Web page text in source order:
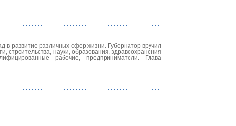
в развитие различных сфер жизни. Губернатор вручил
строительства, науки, образования, здравоохранения
рабочие, предприниматели. Глава